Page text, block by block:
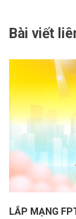
Bài viết
LẮP MẠNG